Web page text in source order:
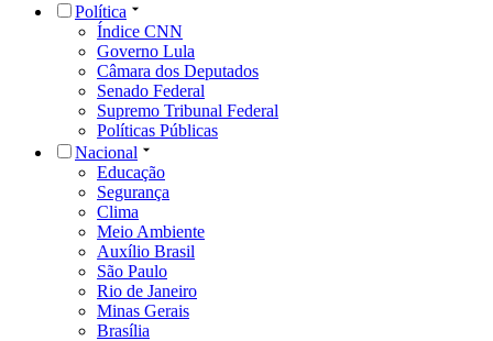
Política
Índice CNN
Governo Lula
Câmara dos Deputados
Senado Federal
Supremo Tribunal Federal
Políticas Públicas
Nacional
Educação
Segurança
Clima
Meio Ambiente
Auxílio Brasil
São Paulo
Rio de Janeiro
Minas Gerais
Brasília